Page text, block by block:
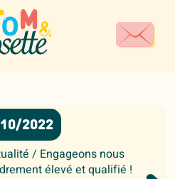
2022
/ Engageons nous
élevé et qualifié !